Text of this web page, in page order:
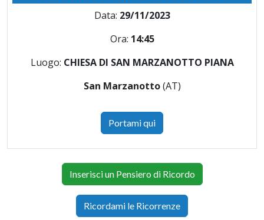
Data: 29/11/2023
Ora: 14:45
Luogo: CHIESA DI SAN MARZANOTTO PIANA
San Marzanotto(AT)
Portami qui
Inserisci un Pensiero di Ricordo
Ricordami le Ricorrenze